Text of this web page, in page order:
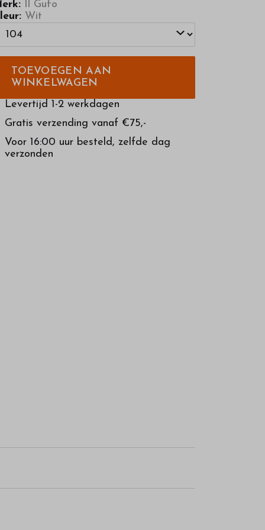
Il Gufo
Wit
TOEVOEGEN AAN
WINKELWAGEN
Levertijd 1-2 werkdagen
Gratis verzending vanaf €75,-
Voor 16:00 uur besteld, zelfde dag
verzonden